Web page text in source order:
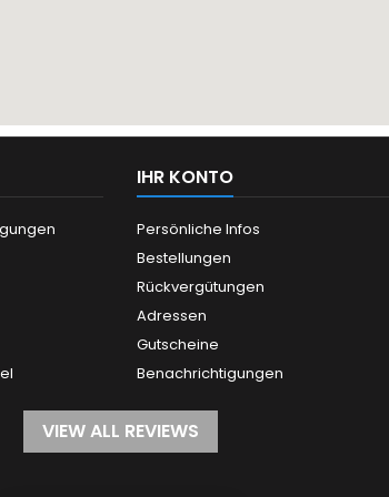
IHR KONTO
Persönliche Infos
Bestellungen
Rückvergütungen
Adressen
Gutscheine
Benachrichtigungen
VIEW ALL REVIEWS